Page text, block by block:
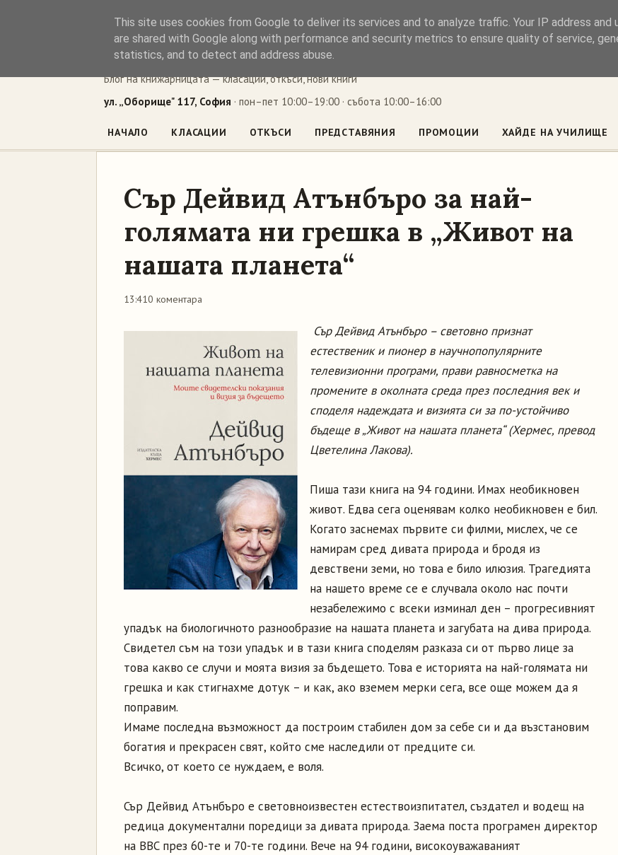
Книжен ъгъл
Блог на книжарницата — класации, откъси, нови книги
ул. „Оборище" 117, София · пон–пет 10:00–19:00 · събота 10:00–16:00
НАЧАЛО КЛАСАЦИИ ОТКЪСИ ПРЕДСТАВЯНИЯ ПРОМОЦИИ ХАЙДЕ НА УЧИЛИЩЕ
Сър Дейвид Атънбъро за най-
голямата ни грешка в „Живот на
нашата планета“
13:410 коментара
Сър Дейвид Атънбъро – световно признат
естественик и пионер в научнопопулярните
телевизионни програми, прави равносметка на
промените в околната среда през последния век и
споделя надеждата и визията си за по-устойчиво
бъдеще в „Живот на нашата планета“ (Хермес, превод
Цветелина Лакова).
Пиша тази книга на 94 години. Имах необикновен
живот. Едва сега оценявам колко необикновен е бил.
Когато заснемах първите си филми, мислех, че се
намирам сред дивата природа и бродя из
девствени земи, но това е било илюзия. Трагедията
на нашето време се е случвала около нас почти
незабележимо с всеки изминал ден – прогресивният
упадък на биологичното разнообразие на нашата планета и загубата на дива природа.
Свидетел съм на този упадък и в тази книга споделям разказа си от първо лице за
това какво се случи и моята визия за бъдещето. Това е историята на най-голямата ни
грешка и как стигнахме дотук – и как, ако вземем мерки сега, все още можем да я
поправим.
Имаме последна възможност да построим стабилен дом за себе си и да възстановим
богатия и прекрасен свят, който сме наследили от предците си.
Всичко, от което се нуждаем, е воля.
Сър Дейвид Атънбъро е световноизвестен естествоизпитател, създател и водещ на
редица документални поредици за дивата природа. Заема поста програмен директор
на BBC през 60-те и 70-те години. Вече на 94 години, високоуважаваният
This site uses cookies from Google to deliver its services and to analyze traffic. Your IP address and
are shared with Google along with performance and security metrics to ensure quality of service,
statistics, and to detect and address abuse.